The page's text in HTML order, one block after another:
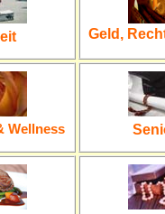
Geld,
Wellness